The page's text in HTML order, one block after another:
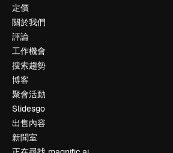
定價
關於我們
評論
工作機會
搜索趨勢
博客
聚會活動
Slidesgo
出售內容
新聞室